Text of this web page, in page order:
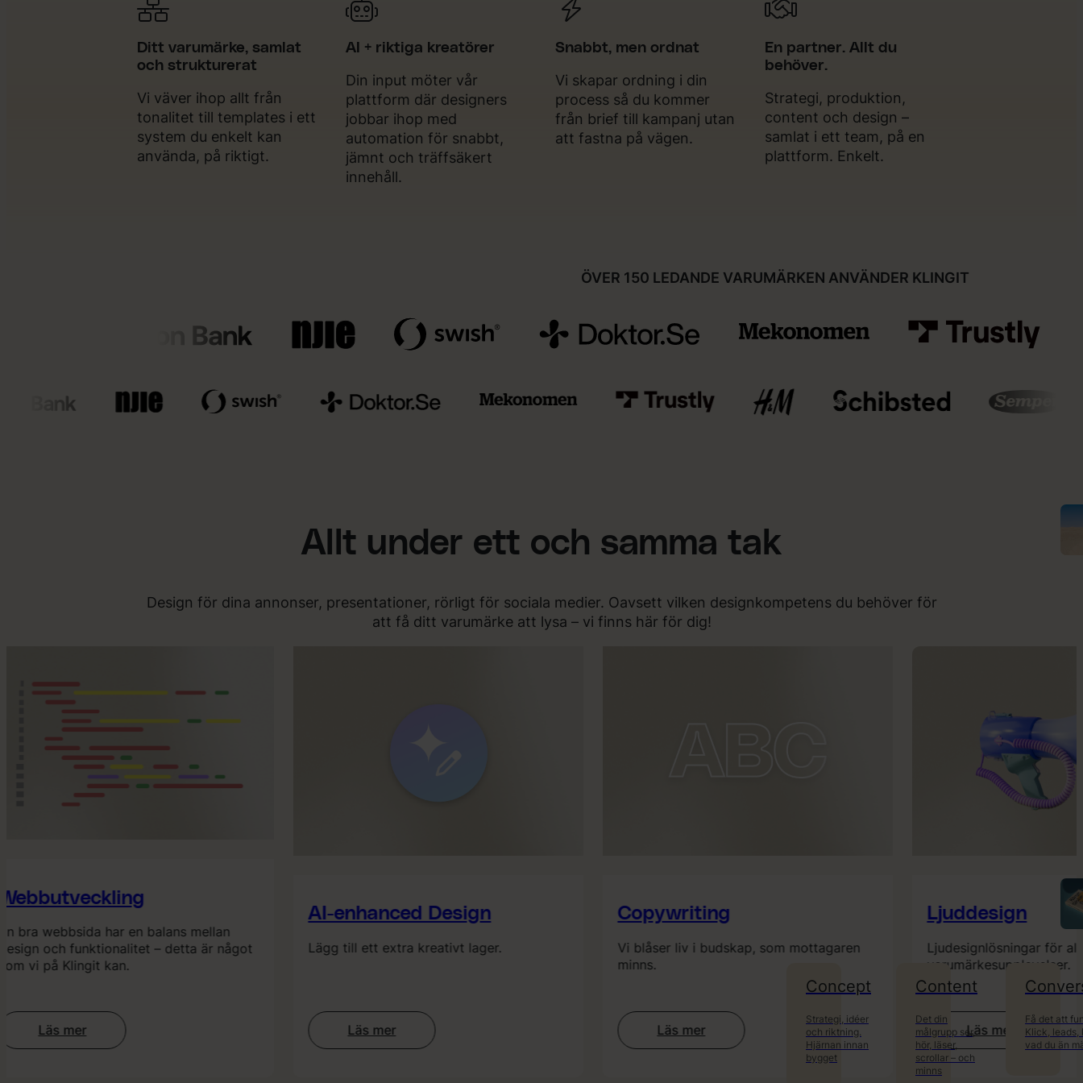
Concept
Strategi, idéer
och riktning.
Hjärnan innan
bygget
Content
Det din
målgrupp ser,
hör, läser,
scrollar – och
minns
Få det att
Klick, leads,
vad du än
Ditt varumärke, samlat
och strukturerat
Vi väver ihop allt från
tonalitet till templates i ett
system du enkelt kan
använda, på riktigt.
AI + riktiga kreatörer
Din input möter vår
plattform där designers
jobbar ihop med
automation för snabbt,
jämnt och träffsäkert
innehåll.
Snabbt, men ordnat
Vi skapar ordning i din
process så du kommer
från brief till kampanj utan
att fastna på vägen.
En partner. Allt du
behöver.
Strategi, produktion,
content och design –
samlat i ett team, på en
plattform. Enkelt.
ÖVER 150 LEDANDE VARUMÄRKEN ANVÄNDER KLINGIT
Allt under ett och samma tak
Design för dina annonser, presentationer, rörligt för sociala medier. Oavsett vilken designkompetens du behöver för
att få ditt varumärke att lysa – vi finns här för dig!
webbsida har en balans mellan
och funktionalitet – detta är något
vi på Klingit kan.
Läs mer
:
Webbutveckling
AI-enhanced Design
Lägg till ett extra kreativt lager.
Läs mer
:
AI-
Copywriting
Vi blåser liv i budskap, som mottagaren
minns.
Läs mer
:
Copywriting
Ljuddesign
Ljudesignlösningar för alla
varumärkesupplevelser.
Läs mer
:
Ljuddesign